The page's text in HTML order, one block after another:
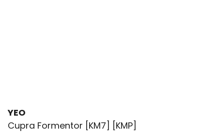
YEO
Cupra Formentor [KM7] [KMP]